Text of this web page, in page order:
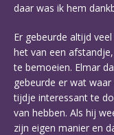
daar was ik hem
Er gebeurde altijd
het van een
te bemoeien. Elmar
gebeurde er wat
tijdje interessant te
van hebben. Als hij
zijn eigen manier en